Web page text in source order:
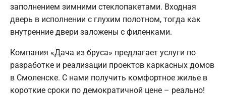
заполнением зимними стеклопакетами. Входная
дверь в исполнении с глухим полотном, тогда как
внутренние двери заложены с филенками.
Компания «Дача из бруса» предлагает услуги по
разработке и реализации проектов каркасных домов
в Смоленске. С нами получить комфортное жилье в
короткие сроки по демократичной цене – реально!